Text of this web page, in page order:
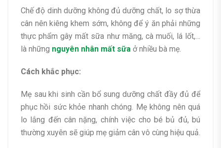
Chế độ dinh dưỡng không đủ dưỡng chất, lo sợ thừa
cân nên kiêng khem sớm, không để ý ăn phải những
thực phẩm gây mất sữa như măng, cà muối, lá lốt,…
là những nguyên nhân mất sữa ở nhiều bà mẹ.
Cách khắc phục:
Mẹ sau khi sinh cần bổ sung dưỡng chất đầy đủ để
phục hồi sức khỏe nhanh chóng. Mẹ không nên quá
lo lắng đến cân nặng, chính việc cho bé bủ đủ, bú
thường xuyên sẽ giúp mẹ giảm cân vô cùng hiệu quả.